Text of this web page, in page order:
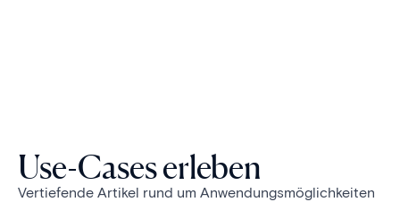
Use-Cases erleben
Vertiefende Artikel rund um Anwendungsmöglichkeiten